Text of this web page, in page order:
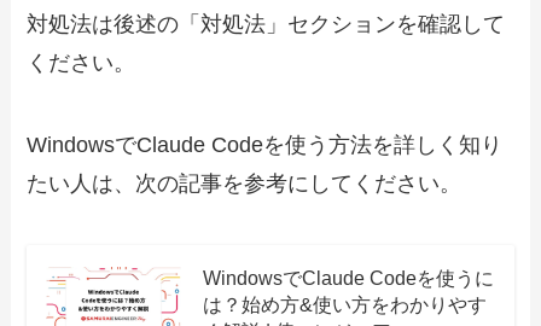
対処法は後述の「対処法」セクションを確認して
ください。
WindowsでClaude Codeを使う方法を詳しく知り
たい人は、次の記事を参考にしてください。
WindowsでClaude Codeを使うに
は？始め方&使い方をわかりやす